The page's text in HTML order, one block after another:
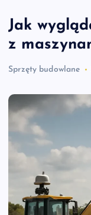
Jak
z
Sprzęty budowlane